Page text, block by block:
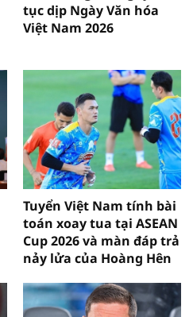
tục dịp Ngày Văn hóa
Việt Nam 2026
Tuyển Việt Nam tính bài
toán xoay tua tại ASEAN
Cup 2026 và màn đáp trả
nảy lửa của Hoàng Hên